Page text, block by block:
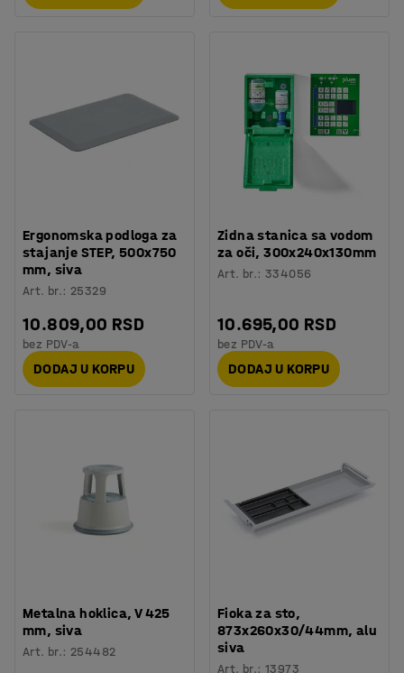
Ergonomska podloga za
stajanje STEP, 500x750
mm, siva
Art. br.: 25329
10.809,00 RSD
bez PDV-a
DODAJ U KORPU
Zidna stanica sa vodom
za oči, 300x240x130mm
Art. br.:334056
10.695,00 RSD
bez PDV-a
DODAJ U KORPU
Metalna hoklica, V 425
mm, siva
Art. br.: 254482
Fioka za sto,
873x260x30/44mm, alu
siva
Art. br.:13973